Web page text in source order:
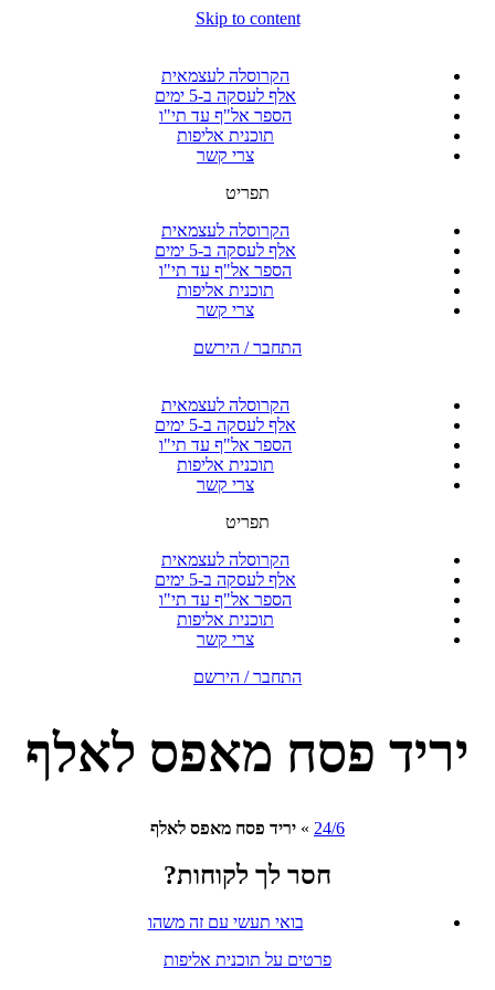
Skip to content
הקרוסלה לעצמאית
אלף לעסקה ב-5 ימים
הספר אל"ף עד תי"ו
תוכנית אליפות
צרי קשר
תפריט
הקרוסלה לעצמאית
אלף לעסקה ב-5 ימים
הספר אל"ף עד תי"ו
תוכנית אליפות
צרי קשר
התחבר / הירשם
הקרוסלה לעצמאית
אלף לעסקה ב-5 ימים
הספר אל"ף עד תי"ו
תוכנית אליפות
צרי קשר
תפריט
הקרוסלה לעצמאית
אלף לעסקה ב-5 ימים
הספר אל"ף עד תי"ו
תוכנית אליפות
צרי קשר
התחבר / הירשם
יריד פסח מאפס לאלף
24/6
» יריד פסח מאפס לאלף
חסר לך לקוחות?
בואי תעשי עם זה משהו
פרטים על תוכנית אליפות